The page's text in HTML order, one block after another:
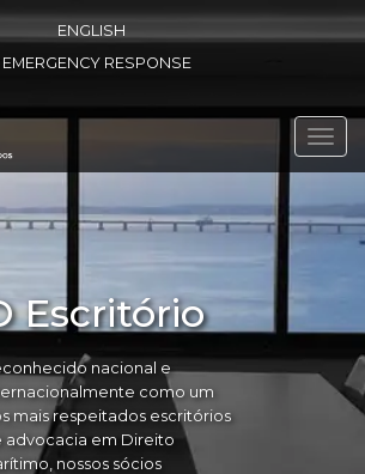
ENGLISH
EMERGENCY RESPONSE
Escritório
nacional e
como um
mais respeitados escritórios
advocacia em Direito
nossos sócios